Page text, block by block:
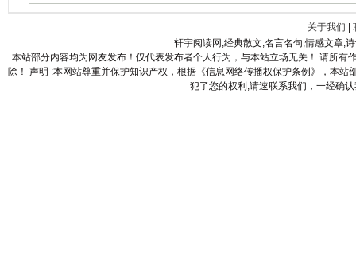
关于我们
轩宇阅读网,经典散文,名言名句,情感文章,
本站部分内容均为网友发布！仅代表发布者个人行为，与本站立场无关！ 请所
除！ 声明 :本网站尊重并保护知识产权，根据《信息网络传播权保护条例》，本
犯了您的权利,请速联系我们，一经确